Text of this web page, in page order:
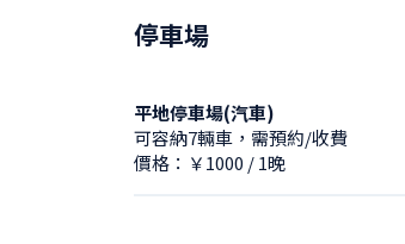
停車場
平地停車場(汽車)
可容納7輛車，需預約/收費
價格：￥1000 / 1晚